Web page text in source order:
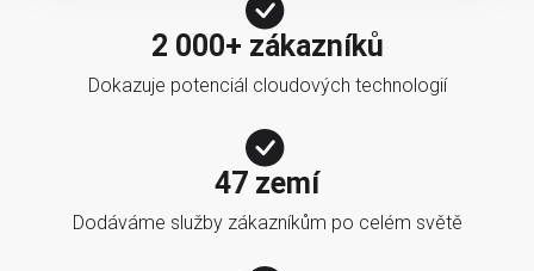
2 000+ zákazníků
Dokazuje potenciál cloudových technologií
47 zemí
Dodáváme služby zákazníkům po celém světě